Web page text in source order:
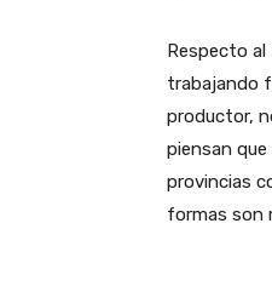
Respecto
trabajando
productor,
piensan
provincias
formas son